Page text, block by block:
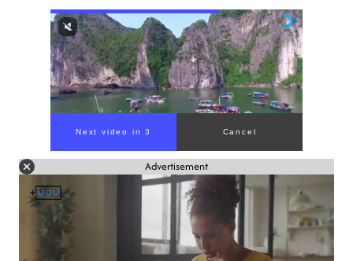
Next video in 1 Cancel
Advertisement